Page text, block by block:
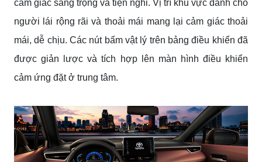
cảm giác sang trọng và tiện nghi. Vị trí khu vực dành cho
người lái rộng rãi và thoải mái mang lại cảm giác thoải
mái, dễ chịu. Các nút bấm vật lý trên bảng điều khiển đã
được giản lược và tích hợp lên màn hình điều khiển
cảm ứng đặt ở trung tâm.